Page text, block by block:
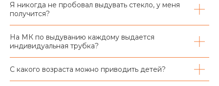
Я никогда не пробовал выдувать стекло, у меня
получится?
На МК по выдуванию каждому выдается
индивидуальная трубка?
С какого возраста можно приводить детей?